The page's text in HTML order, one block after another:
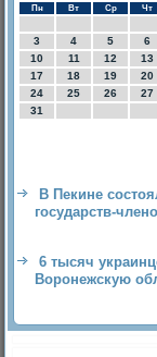
Пн Вт Ср Чт
3
4 5 6
10
11 12 13
17
18 19 20
24
25 26 27
31
В Пекине
государств-
6 тысяч
Воронежскую